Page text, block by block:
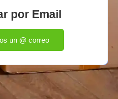
por Email
un @ correo